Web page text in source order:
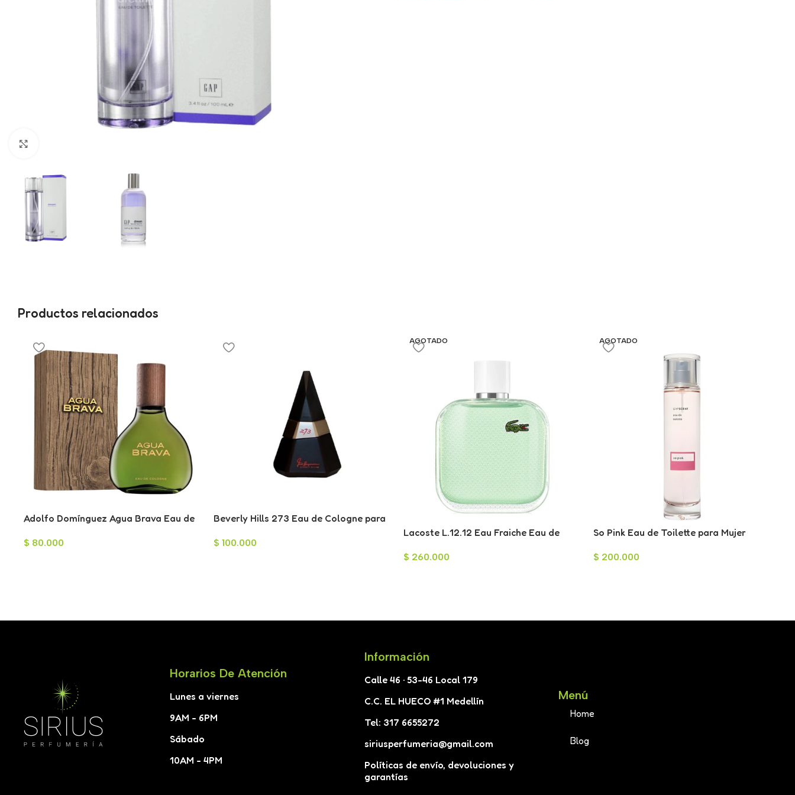
Productos relacionados
Adolfo Domínguez Agua Brava Eau de
$ 80.000
Beverly Hills 273 Eau de Cologne para
$ 100.000
AGOTADO
Lacoste L.12.12 Eau Fraiche Eau de
$ 260.000
AGOTADO
So Pink Eau de Toilette para Mujer
$ 200.000
Horarios De Atención
Lunes a viernes
9AM - 6PM
Sábado
10AM - 4PM
Información
Calle 46 · 53-46 Local 179
C.C. EL HUECO #1 Medellín
Tel: 317 6655272
siriusperfumeria@gmail.com
Políticas de envío, devoluciones y
garantías
Menú
Home
Blog